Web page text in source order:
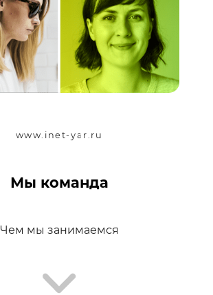
www.inet-yar.ru
Мы команда
Чем мы занимаемся